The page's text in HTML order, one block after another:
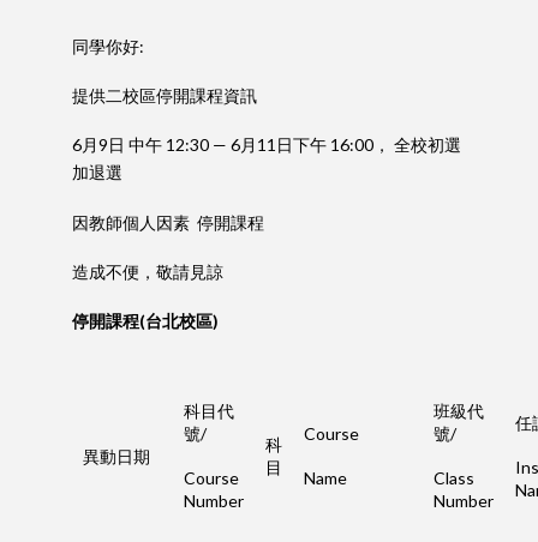
同學你好:
提供二校區停開課程資訊
6月9日 中午 12:30 — 6月11日下午 16:00， 全校初選
加退選
因教師個人因素 停開課程
造成不便，敬請見諒
停開課程(台北校區)
異動日期
科目代
號/
Course
Number
科
目
Course
Name
班級代
號/
Class
Number
任